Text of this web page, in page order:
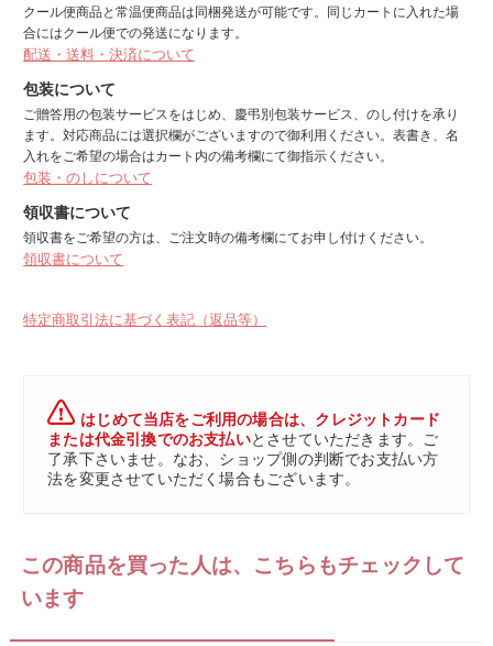
クール便商品と常温便商品は同梱発送が可能です。同じカートに入れた場
合にはクール便での発送になります。
配送・送料・決済について
包装について
ご贈答用の包装サービスをはじめ、慶弔別包装サービス、のし付けを承り
ます。対応商品には選択欄がございますので御利用ください。表書き、名
入れをご希望の場合はカート内の備考欄にて御指示ください。
包装・のしについて
領収書について
領収書をご希望の方は、ご注文時の備考欄にてお申し付けください。
領収書について
特定商取引法に基づく表記（返品等）
はじめて当店をご利用の場合は、クレジットカード
または代金引換でのお支払いとさせていただきます。ご
了承下さいませ。なお、ショップ側の判断でお支払い方
法を変更させていただく場合もございます。
この商品を買った人は、こちらもチェックして
います